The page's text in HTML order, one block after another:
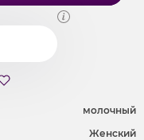
молочный
Женский